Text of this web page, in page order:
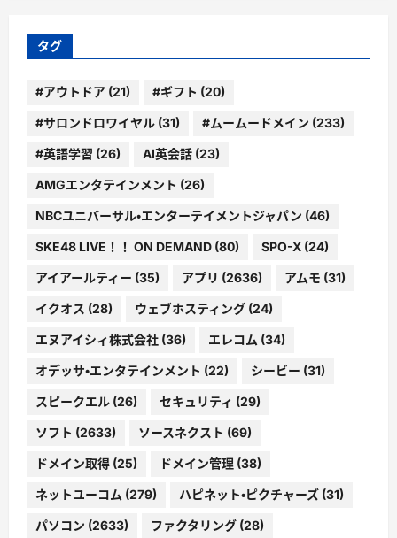
ー
タグ
#アウトドア (21) #ギフト (20)
#サロンドロワイヤル (31) #ムームードメイン (233)
#英語学習 (26) AI英会話 (23)
AMGエンタテインメント (26)
NBCユニバーサル・エンターテイメントジャパン (46)
SKE48 LIVE！！ ON DEMAND (80) SPO-X (24)
アイアールティー (35) アプリ (2636) アムモ (31)
イクオス (28) ウェブホスティング (24)
エヌアイシィ株式会社 (36) エレコム (34)
オデッサ・エンタテインメント (22) シービー (31)
スピークエル (26) セキュリティ (29)
ソフト (2633) ソースネクスト (69)
ドメイン取得 (25) ドメイン管理 (38)
ネットユーコム (279) ハピネット・ピクチャーズ (31)
パソコン (2633) ファクタリング (28)